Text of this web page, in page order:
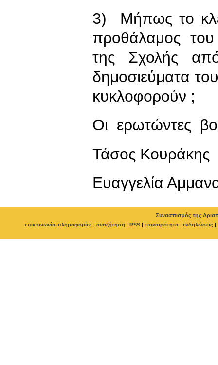
3) Μήπως το
προθάλαμος του
της Σχολής
δημοσιεύματα
κυκλοφορούν ;
Οι ερωτώντες
Τάσος Κουράκης
Ευαγγελία
Συνασπισμός της
επικοινωνία-πληροφορίες | αναζήτηση | RSS | επικαιρότητα | εκδηλώσεις |